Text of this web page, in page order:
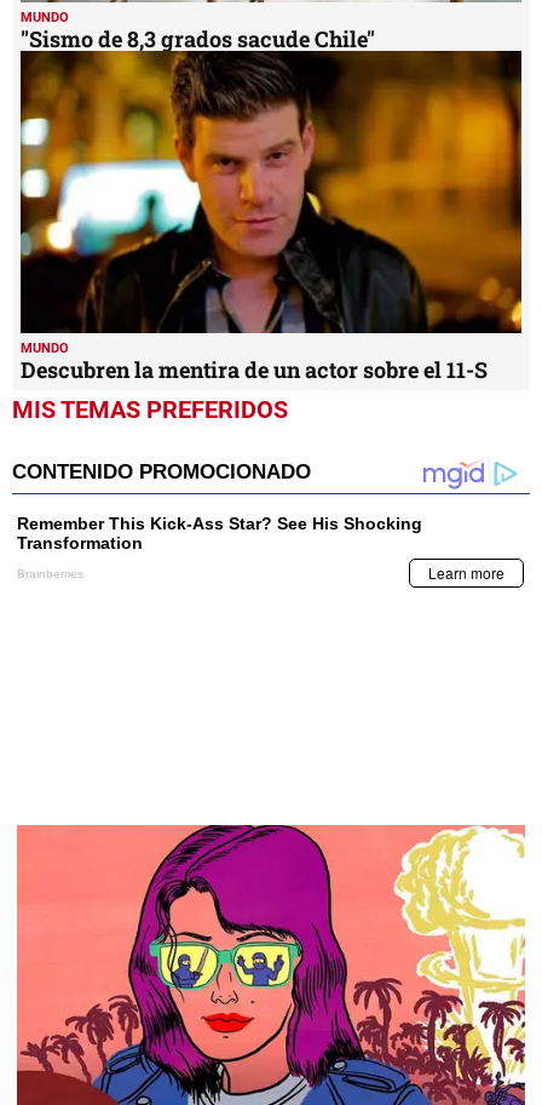
MUNDO
"Sismo de 8,3 grados sacude Chile"
MUNDO
Descubren la mentira de un actor sobre el 11-S
MIS TEMAS PREFERIDOS